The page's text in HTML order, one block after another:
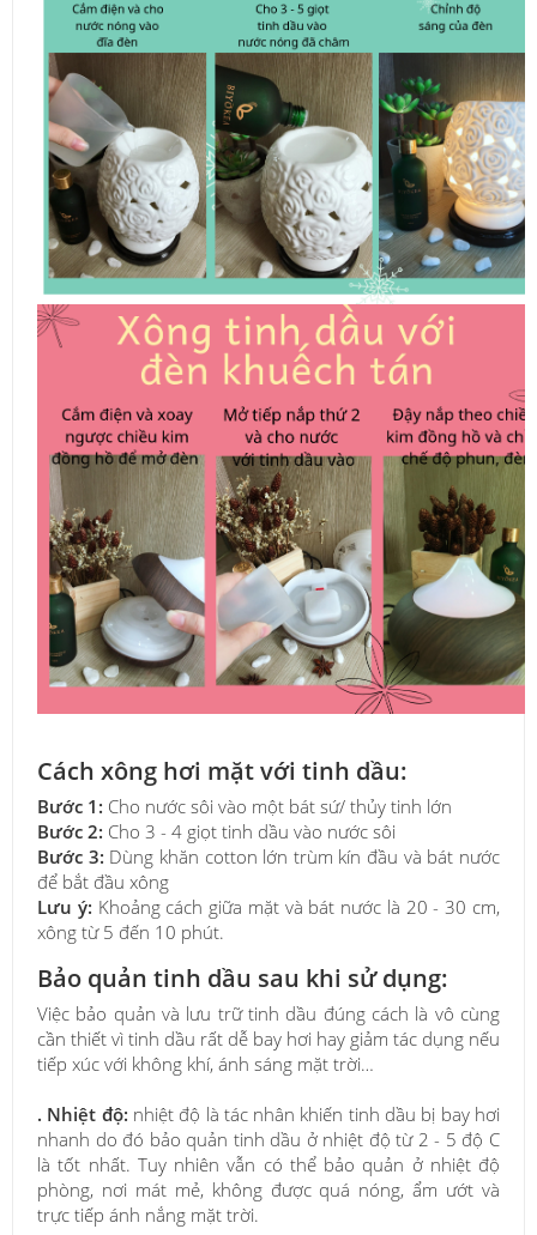
Cách xông hơi mặt với tinh dầu:
Bước 1: Cho nước sôi vào một bát sứ/ thủy tinh lớn
Bước 2: Cho 3 - 4 giọt tinh dầu vào nước sôi
Bước 3: Dùng khăn cotton lớn trùm kín đầu và bát nước
để bắt đầu xông
Lưu ý: Khoảng cách giữa mặt và bát nước là 20 - 30 cm,
xông từ 5 đến 10 phút.
Bảo quản tinh dầu sau khi sử dụng:
Việc bảo quản và lưu trữ tinh dầu đúng cách là vô cùng
cần thiết vì tinh dầu rất dễ bay hơi hay giảm tác dụng nếu
tiếp xúc với không khí, ánh sáng mặt trời…
. Nhiệt độ: nhiệt độ là tác nhân khiến tinh dầu bị bay hơi
nhanh do đó bảo quản tinh dầu ở nhiệt độ từ 2 - 5 độ C
là tốt nhất. Tuy nhiên vẫn có thể bảo quản ở nhiệt độ
phòng, nơi mát mẻ, không được quá nóng, ẩm ướt và
trực tiếp ánh nắng mặt trời.